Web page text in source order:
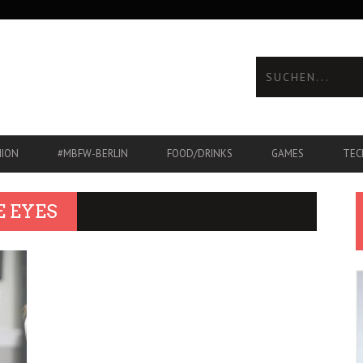
#MBFW-BERLIN FOOD/DRINKS GAMES